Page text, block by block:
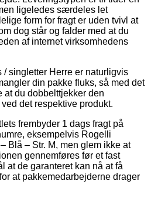
ligeledes særdeles let
form for fragt er uden tvivl at
dog står og falder med at du
af internet virksomhedens
/ singletter Herre er naturligvis
din pakke fluks, så med det
at du dobbelttjekker den
det respektive produkt.
frembyder 1 dags fragt på
eksempelvis Rogelli
Blå – Str. M, men glem ikke at
gennemføres før et fast
at de garanteret kan nå at få
at pakkemedarbejderne drager